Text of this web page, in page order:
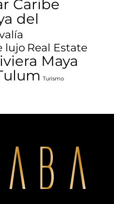
Caribe
del
lujo Real Estate
Maya
Turismo